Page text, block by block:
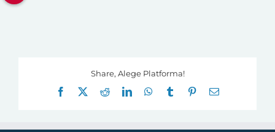
Share, Alege Platforma!
Facebook
RedditLinkedInWhatsApp
Tumblr Pinterest
E-